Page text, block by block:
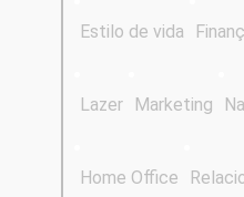
Estilo de vida
Lazer Marketing
Home Office